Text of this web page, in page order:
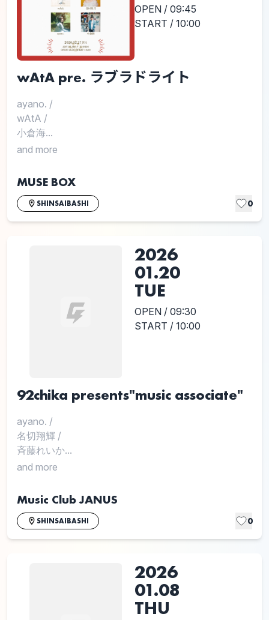
OPEN / 09:45
START / 10:00
wAtA pre. ラブラドライト
ayano. /
wAtA /
小倉海...
and more
MUSE BOX
SHINSAIBASHI 0
2026
01.20
TUE
OPEN / 09:30
START / 10:00
92chika presents"music associate"
ayano. /
名切翔輝 /
斉藤れいか...
and more
Music Club JANUS
SHINSAIBASHI 0
2026
01.08
THU